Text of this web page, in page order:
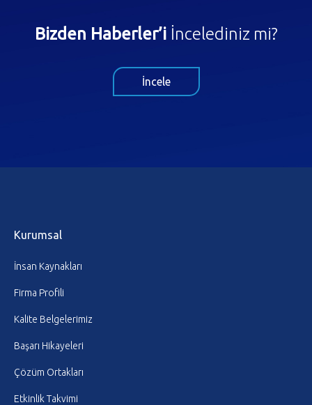
Bizden Haberler’i İncelediniz mi?
İncele
Kurumsal
İnsan Kaynakları
Firma Profili
Kalite Belgelerimiz
Başarı Hikayeleri
Çözüm Ortakları
Etkinlik Takvimi